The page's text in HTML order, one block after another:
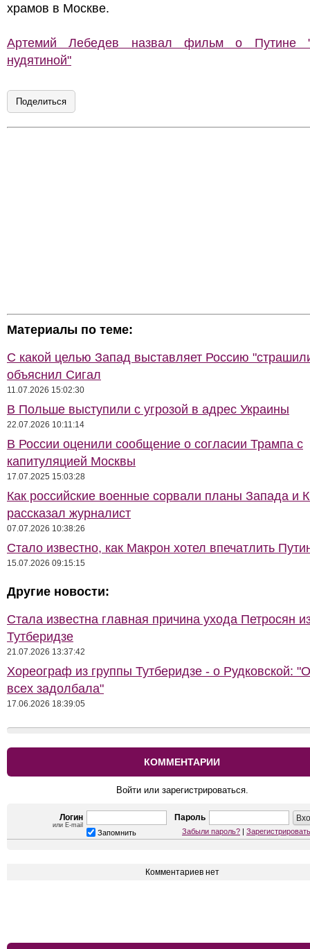
храмов в Москве.
Артемий Лебедев назвал фильм о Путине
нудятиной"
Поделиться
Материалы по теме:
С какой целью Запад выставляет Россию
объяснил Сигал
11.07.2026 15:02:30
В Польше выступили с угрозой в адрес Украины
22.07.2026 10:11:14
В России оценили сообщение о согласии Трампа с
капитуляцией Москвы
17.07.2025 15:03:28
Как российские военные сорвали планы Запада и
рассказал журналист
07.07.2026 10:38:26
Стало известно, как Макрон хотел впечатлить
15.07.2026 09:15:15
Другие новости:
Стала известна главная причина ухода Петросян
Тутберидзе
21.07.2026 13:37:42
Хореограф из группы Тутберидзе - о Рудковской:
всех задолбала"
17.06.2026 18:39:05
КОММЕНТАРИИ
Войти или зарегистрироваться.
Логин
или E-mail
Пароль
Запомнить Забыли пароль? |
Комментариев нет